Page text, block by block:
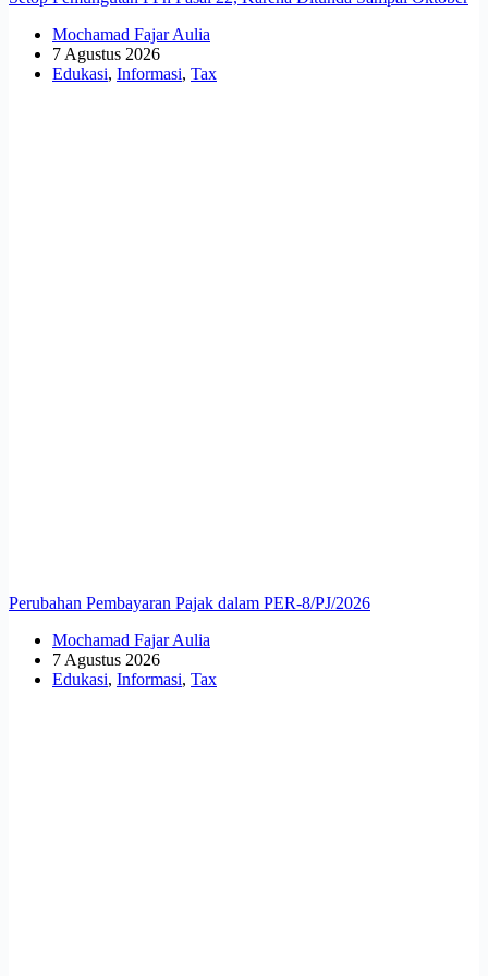
Mochamad Fajar Aulia
7 Agustus 2026
Edukasi, Informasi, Tax
Perubahan Pembayaran Pajak dalam PER-8/PJ/2026
Mochamad Fajar Aulia
7 Agustus 2026
Edukasi, Informasi, Tax